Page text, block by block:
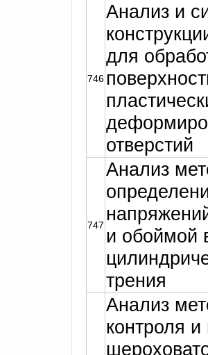
746
Анализ и
для
отверстий
747
Анализ
и обоймой
трения
Анализ
контроля